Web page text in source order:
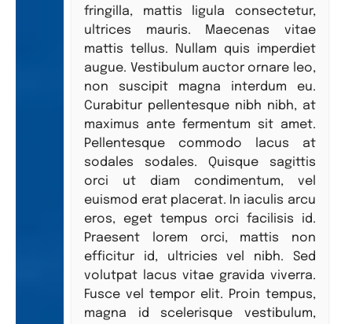
fringilla, mattis ligula consectetur,
ultrices mauris. Maecenas vitae
mattis tellus. Nullam quis imperdiet
augue. Vestibulum auctor ornare leo,
non suscipit magna interdum eu.
Curabitur pellentesque nibh nibh, at
maximus ante fermentum sit amet.
Pellentesque commodo lacus at
sodales sodales. Quisque sagittis
orci ut diam condimentum, vel
euismod erat placerat. In iaculis arcu
eros, eget tempus orci facilisis id.
Praesent lorem orci, mattis non
efficitur id, ultricies vel nibh. Sed
volutpat lacus vitae gravida viverra.
Fusce vel tempor elit. Proin tempus,
magna id scelerisque vestibulum,